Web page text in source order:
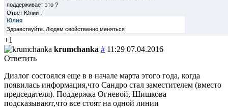
поддерживает это ?
Ответ Юлии :
Юлия
Здравствуйте. Людям свойственно меняться
+1
krumchanka # 11:29 07.04.2016
Ответить
Диалог состоялся еще в в начале марта этого года, когда
появилась информация,что Сандро стал заместителем (вместо
председателя). Поддержка Огневой, Шишкова
подсказывают,что все стоят на одной линии